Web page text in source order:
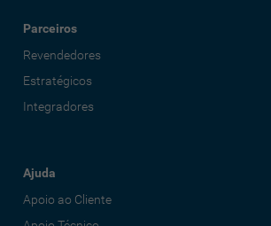
Parceiros
Revendedores
Estratégicos
Integradores
Ajuda
Apoio ao Cliente